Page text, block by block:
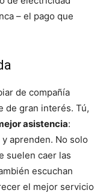
– el pago que
de compañía
de gran interés. Tú,
asistencia:
aprenden. No solo
suelen caer las
escuchan
el mejor servicio